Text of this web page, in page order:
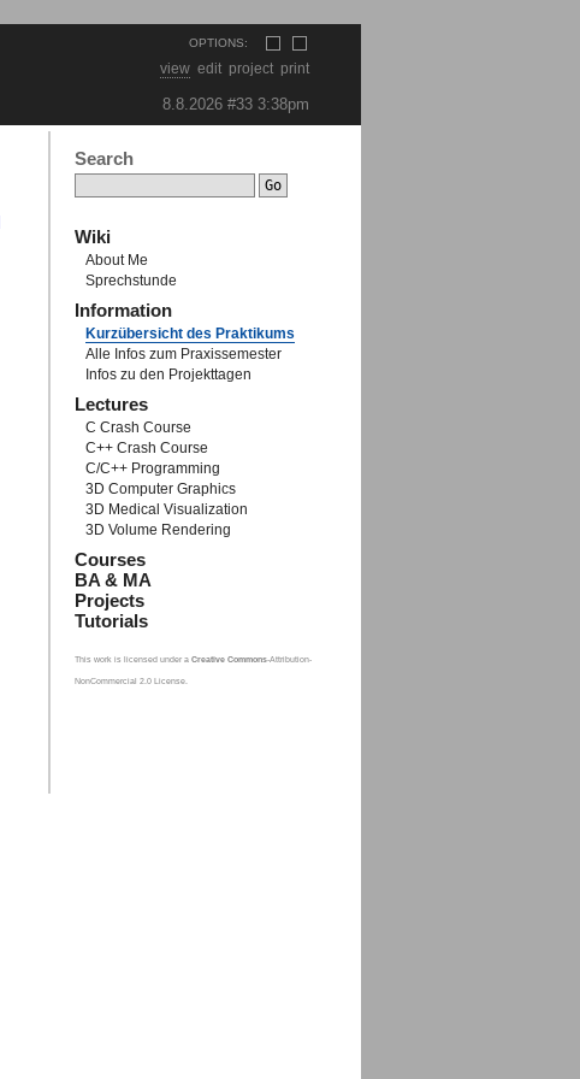
8.8.2026 #33 3:38pm
Search
Wiki
About Me
Sprechstunde
Information
Kurzübersicht des Praktikums
Alle Infos zum Praxissemester
Infos zu den Projekttagen
Lectures
C Crash Course
C++ Crash Course
C/C++ Programming
3D Computer Graphics
3D Medical Visualization
3D Volume Rendering
Courses
BA & MA
Projects
Tutorials
This work is licensed under a Creative Commons-Attribution-
NonCommercial 2.0 License.
OPTIONS:
view edit project print